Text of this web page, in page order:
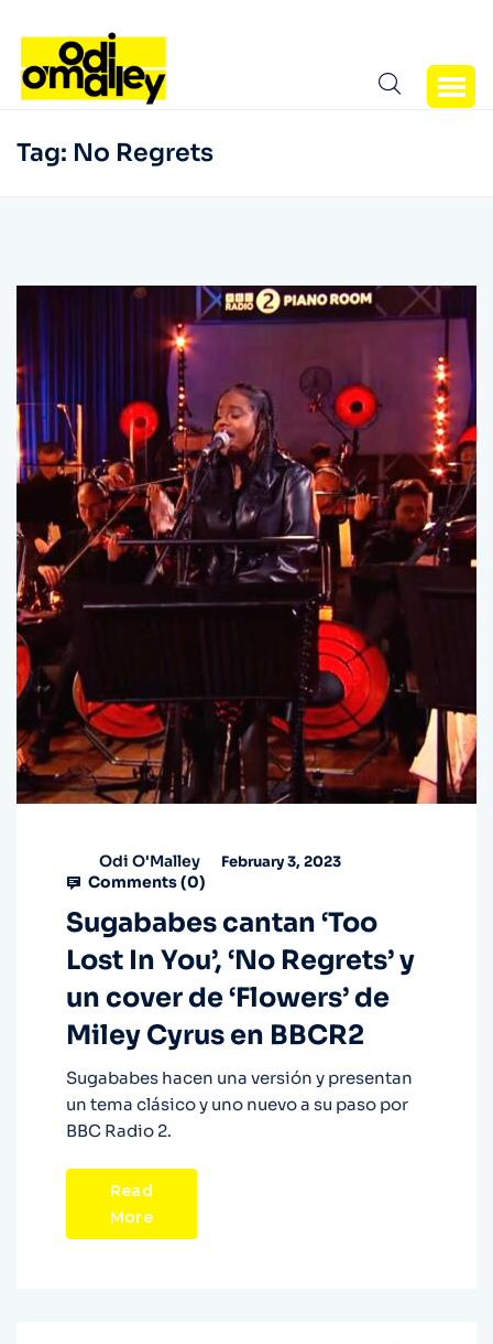
Tag: No Regrets
Odi O'Malley February 3, 2023
Comments (0)
Sugababes cantan ‘Too
Lost In You’, ‘No Regrets’ y
un cover de ‘Flowers’ de
Miley Cyrus en BBCR2
Sugababes hacen una versión y presentan
un tema clásico y uno nuevo a su paso por
BBC Radio 2.
Read
More